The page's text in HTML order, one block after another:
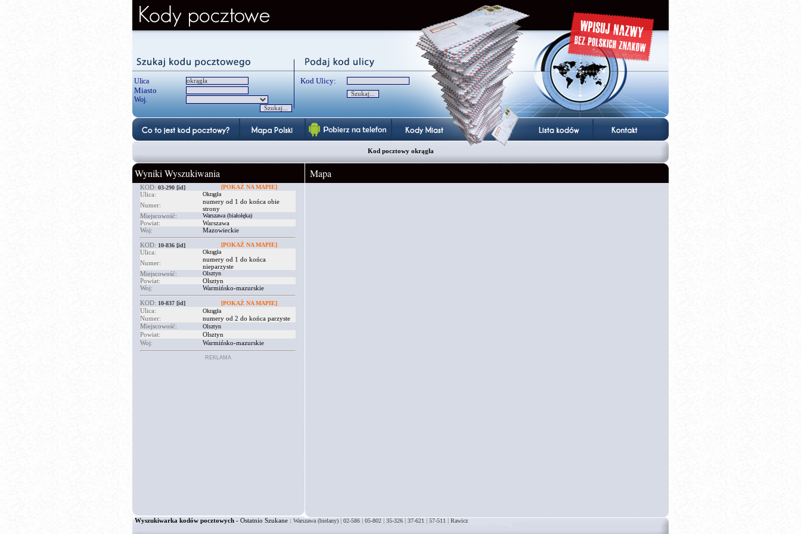
Ulica
Miasto
Woj.
Kod Ulicy:
Kod pocztowy okrągła
Wyniki Wyszukiwania
KOD: 03-290 [id] [POKAŻ NA MAPIE]
Ulica: Okrągła
Numer:
numery od 1 do końca obie
strony
Miejscowość:
Warszawa (białołęka)
Powiat:
Warszawa
Woj:
Mazowieckie
KOD: 10-836 [id] [POKAŻ NA MAPIE]
Ulica: Okrągła
Numer:
numery od 1 do końca
nieparzyste
Miejscowość:
Olsztyn
Powiat:
Olsztyn
Woj:
Warmińsko-mazurskie
KOD: 10-837 [id] [POKAŻ NA MAPIE]
Ulica: Okrągła
Numer:
numery od 2 do końca parzyste
Miejscowość:
Olsztyn
Powiat:
Olsztyn
Woj:
Warmińsko-mazurskie
REKLAMA
Mapa
Wyszukiwarka kodów pocztowych - Ostatnio Szukane : Warszawa (bielany)|02-586|05-802|35-326|37-621|57-511|Rawicz